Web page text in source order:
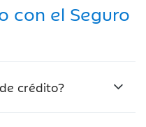
con el Seguro
crédito?